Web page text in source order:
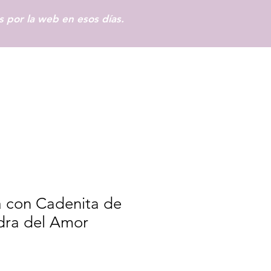
por la web en esos días.
con Cadenita de
del Amor